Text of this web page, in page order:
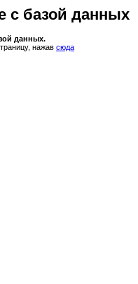
с базой данных
данных.
нажав сюда